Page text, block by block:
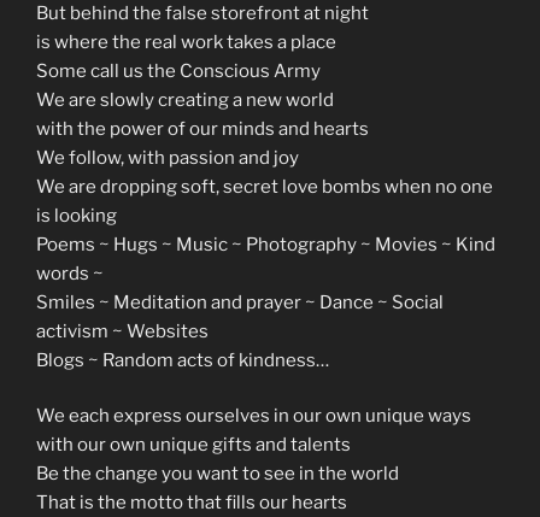
But behind the false storefront at night
is where the real work takes a place
Some call us the Conscious Army
We are slowly creating a new world
with the power of our minds and hearts
We follow, with passion and joy
We are dropping soft, secret love bombs when no one
is looking
Poems ~ Hugs ~ Music ~ Photography ~ Movies ~ Kind
words ~
Smiles ~ Meditation and prayer ~ Dance ~ Social
activism ~ Websites
Blogs ~ Random acts of kindness…
We each express ourselves in our own unique ways
with our own unique gifts and talents
Be the change you want to see in the world
That is the motto that fills our hearts